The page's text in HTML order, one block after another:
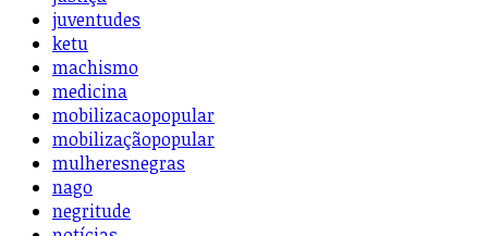
juventudes
ketu
machismo
medicina
mobilizacaopopular
mobilizaçãopopular
mulheresnegras
nago
negritude